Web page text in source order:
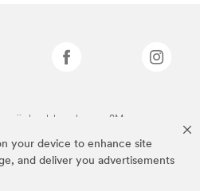
your device to enhance site
and deliver you advertisements
zijn handelsmerken van 3M.we